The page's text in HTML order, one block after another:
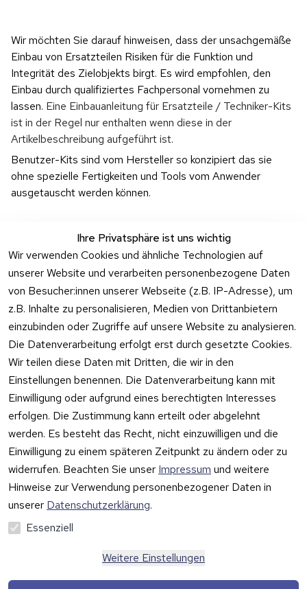
Wir möchten Sie darauf hinweisen, dass der unsachgemäße
Einbau von Ersatzteilen Risiken für die Funktion und
Integrität des Zielobjekts birgt. Es wird empfohlen, den
Einbau durch qualifiziertes Fachpersonal vornehmen zu
lassen. Eine Einbauanleitung für Ersatzteile / Techniker-Kits
ist in der Regel nur enthalten wenn diese in der
Artikelbeschreibung aufgeführt ist.
Benutzer-Kits sind vom Hersteller so konzipiert das sie
ohne spezielle Fertigkeiten und Tools vom Anwender
ausgetauscht werden können.
Ihre Privatsphäre ist uns wichtig
Wir verwenden Cookies und ähnliche Technologien auf
unserer Website und verarbeiten personenbezogene Daten
von Besucher:innen unserer Webseite (z.B. IP-Adresse), um
z.B. Inhalte zu personalisieren, Medien von Drittanbietern
einzubinden oder Zugriffe auf unsere Website zu analysieren.
Die Datenverarbeitung erfolgt erst durch gesetzte Cookies.
Wir teilen diese Daten mit Dritten, die wir in den
Einstellungen benennen. Die Datenverarbeitung kann mit
Einwilligung oder aufgrund eines berechtigten Interesses
erfolgen. Die Zustimmung kann erteilt oder abgelehnt
werden. Es besteht das Recht, nicht einzuwilligen und die
Einwilligung zu einem späteren Zeitpunkt zu ändern oder zu
widerrufen. Beachten Sie unser Impressum und weitere
Hinweise zur Verwendung personenbezogener Daten in
unserer Datenschutzerklärung.
Essenziell
Weitere Einstellungen
Rechtliches
AGB
Impressum
Datenschutzer
klärung
Barrierefreiheit
serklärung
Widerrufsbeleh
rung
Retoureninfo
Vertrag
widerrufen
Kontakt
Prilux Print
Solutions
Wilhem-
Leuschner-Str.
19
Rödermark
Tel.: 06074
Email:
info@prilux-
Support
Hersteller
Fehlermeldung
Druckqualität
Wartungskit
Roller-
Diagramm
Ersatzteile
aus eigenen
Lagerbestan
d
Zahlung
und
Versand
Versandpaus
chale 5,95